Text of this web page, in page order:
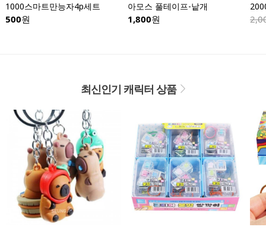
1000스마트만능자4p세트
500원
아모스 풀테이프-낱개
1,800원
최신인기 캐릭터 상품